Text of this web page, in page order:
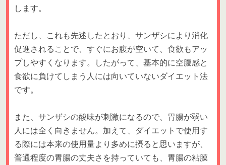
します。
ただし、これも先述したとおり、サンザシにより消化
促進されることで、すぐにお腹が空いて、食欲もアッ
プしやすくなります。したがって、基本的に空腹感と
食欲に負けてしまう人には向いていないダイエット法
です。
また、サンザシの酸味が刺激になるので、胃腸が弱い
人には全く向きません。加えて、ダイエットで使用す
る際には本来の使用量より多めに摂ると思いますが、
普通程度の胃腸の丈夫さを持っていても、胃腸の粘膜